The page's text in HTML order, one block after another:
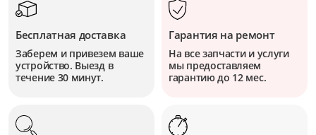
Бесплатная доставка
Заберем и привезем ваше
устройство. Выезд в
течение 30 минут.
Гарантия на ремонт
На все запчасти и услуги
мы предоставляем
гарантию до 12 мес.